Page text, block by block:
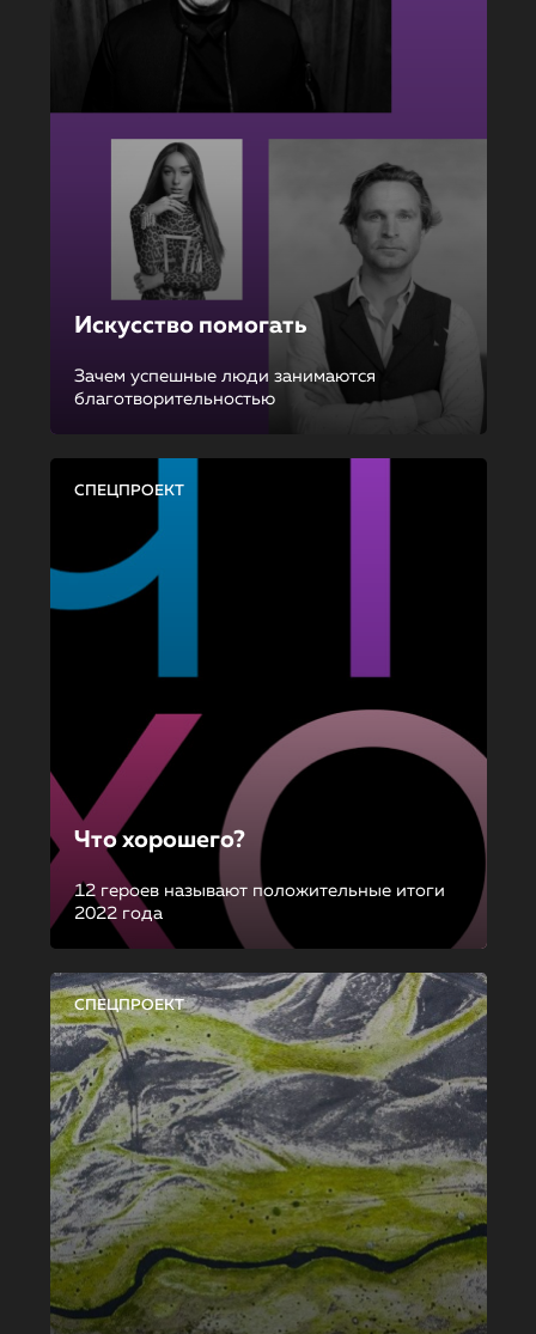
Искусство помогать
Зачем успешные люди занимаются
благотворительностью
СПЕЦПРОЕКТ
Что хорошего?
12 героев называют положительные итоги
2022 года
СПЕЦПРОЕКТ